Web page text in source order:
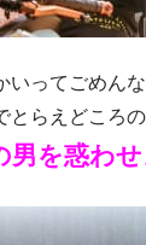
いってごめん
とらえどころ
男を惑わ